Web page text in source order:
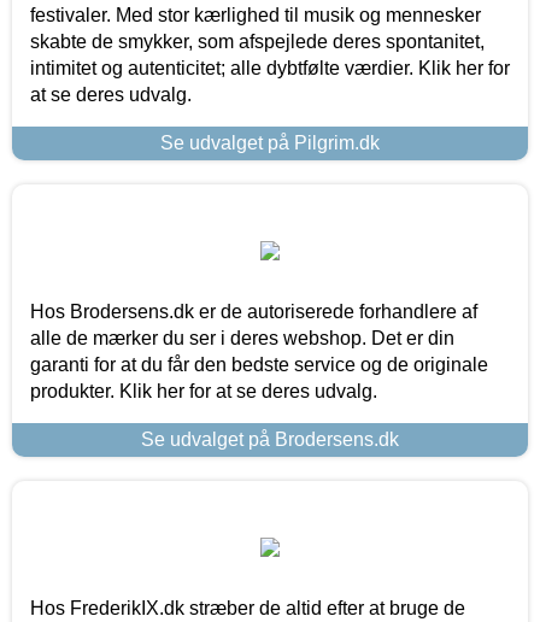
festivaler. Med stor kærlighed til musik og mennesker
skabte de smykker, som afspejlede deres spontanitet,
intimitet og autenticitet; alle dybtfølte værdier. Klik her for
at se deres udvalg.
Se udvalget på Pilgrim.dk
Hos Brodersens.dk er de autoriserede forhandlere af
alle de mærker du ser i deres webshop. Det er din
garanti for at du får den bedste service og de originale
produkter. Klik her for at se deres udvalg.
Se udvalget på Brodersens.dk
Hos FrederikIX.dk stræber de altid efter at bruge de